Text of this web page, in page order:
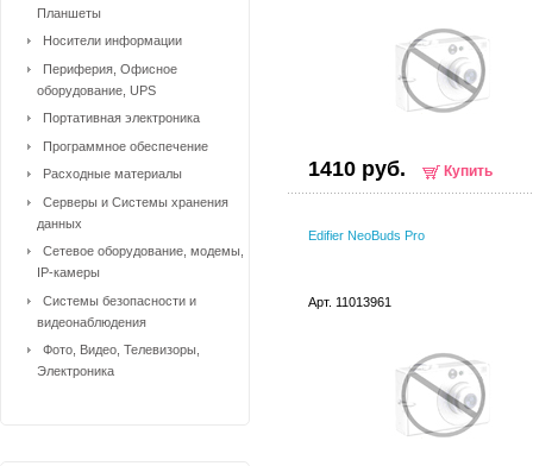
1410 руб. Купить
Edifier NeoBuds Pro
Арт. 11013961
Планшеты
Носители информации
Периферия, Офисное
оборудование, UPS
Портативная электроника
Программное обеспечение
Расходные материалы
Серверы и Системы хранения
данных
Сетевое оборудование, модемы,
IP-камеры
Системы безопасности и
видеонаблюдения
Фото, Видео, Телевизоры,
Электроника